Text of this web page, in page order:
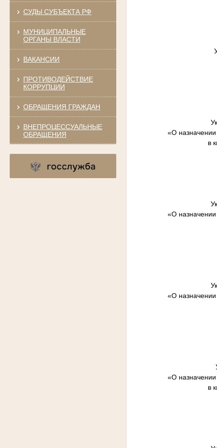
СУДЫ СУБЪЕКТА РФ
МУНИЦИПАЛЬНЫЕ
ОРГАНЫ ВЛАСТИ
ВАКАНСИИ
ПРОТИВОДЕЙСТВИЕ
КОРРУПЦИИ
ОБРАЩЕНИЯ ГРАЖДАН
ВНЕПРОЦЕССУАЛЬНЫЕ
ОБРАЩЕНИЯ
«О
в
«О
«О
«О
в